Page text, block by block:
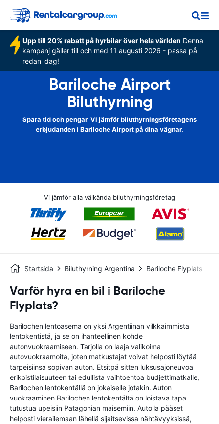
Upp till 20% rabatt på hyrbilar över hela världen Denna
kampanj gäller till och med 11 augusti 2026 - passa på
redan idag!
Bariloche Airport
Biluthyrning
Spara tid och pengar. Vi jämför biluthyrningsföretagens
erbjudanden i Bariloche Airport på dina vägnar.
Vi jämför alla välkända biluthyrningsföretag
Startsida Biluthyrning Argentina Bariloche Flyplats
Varför hyra en bil i Bariloche
Flyplats?
Barilochen lentoasema on yksi Argentiinan vilkkaimmista
lentokentistä, ja se on ihanteellinen kohde
autonvuokraamiseen. Tarjolla on laaja valikoima
autovuokraamoita, joten matkustajat voivat helposti löytää
tarpeisiinsa sopivan auton. Etsitpä sitten luksusajoneuvoa
erikoistilaisuuteen tai edullista vaihtoehtoa budjettimatkalle,
Barilochen lentokentällä on jokaiselle jotakin. Auton
vuokraaminen Barilochen lentokentältä on loistava tapa
tutustua upeisiin Patagonian maisemiin. Autolla pääset
helposti vierailemaan lähellä sijaitsevissa nähtävyyksissä,